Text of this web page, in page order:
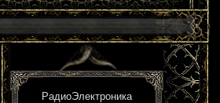
РадиоЭлектроника